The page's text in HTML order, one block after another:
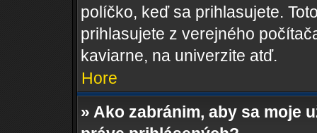
políčko, keď sa prihlasujete.
prihlasujete z verejného
kaviarne, na univerzite atď.
Hore
» Ako zabránim, aby sa moje